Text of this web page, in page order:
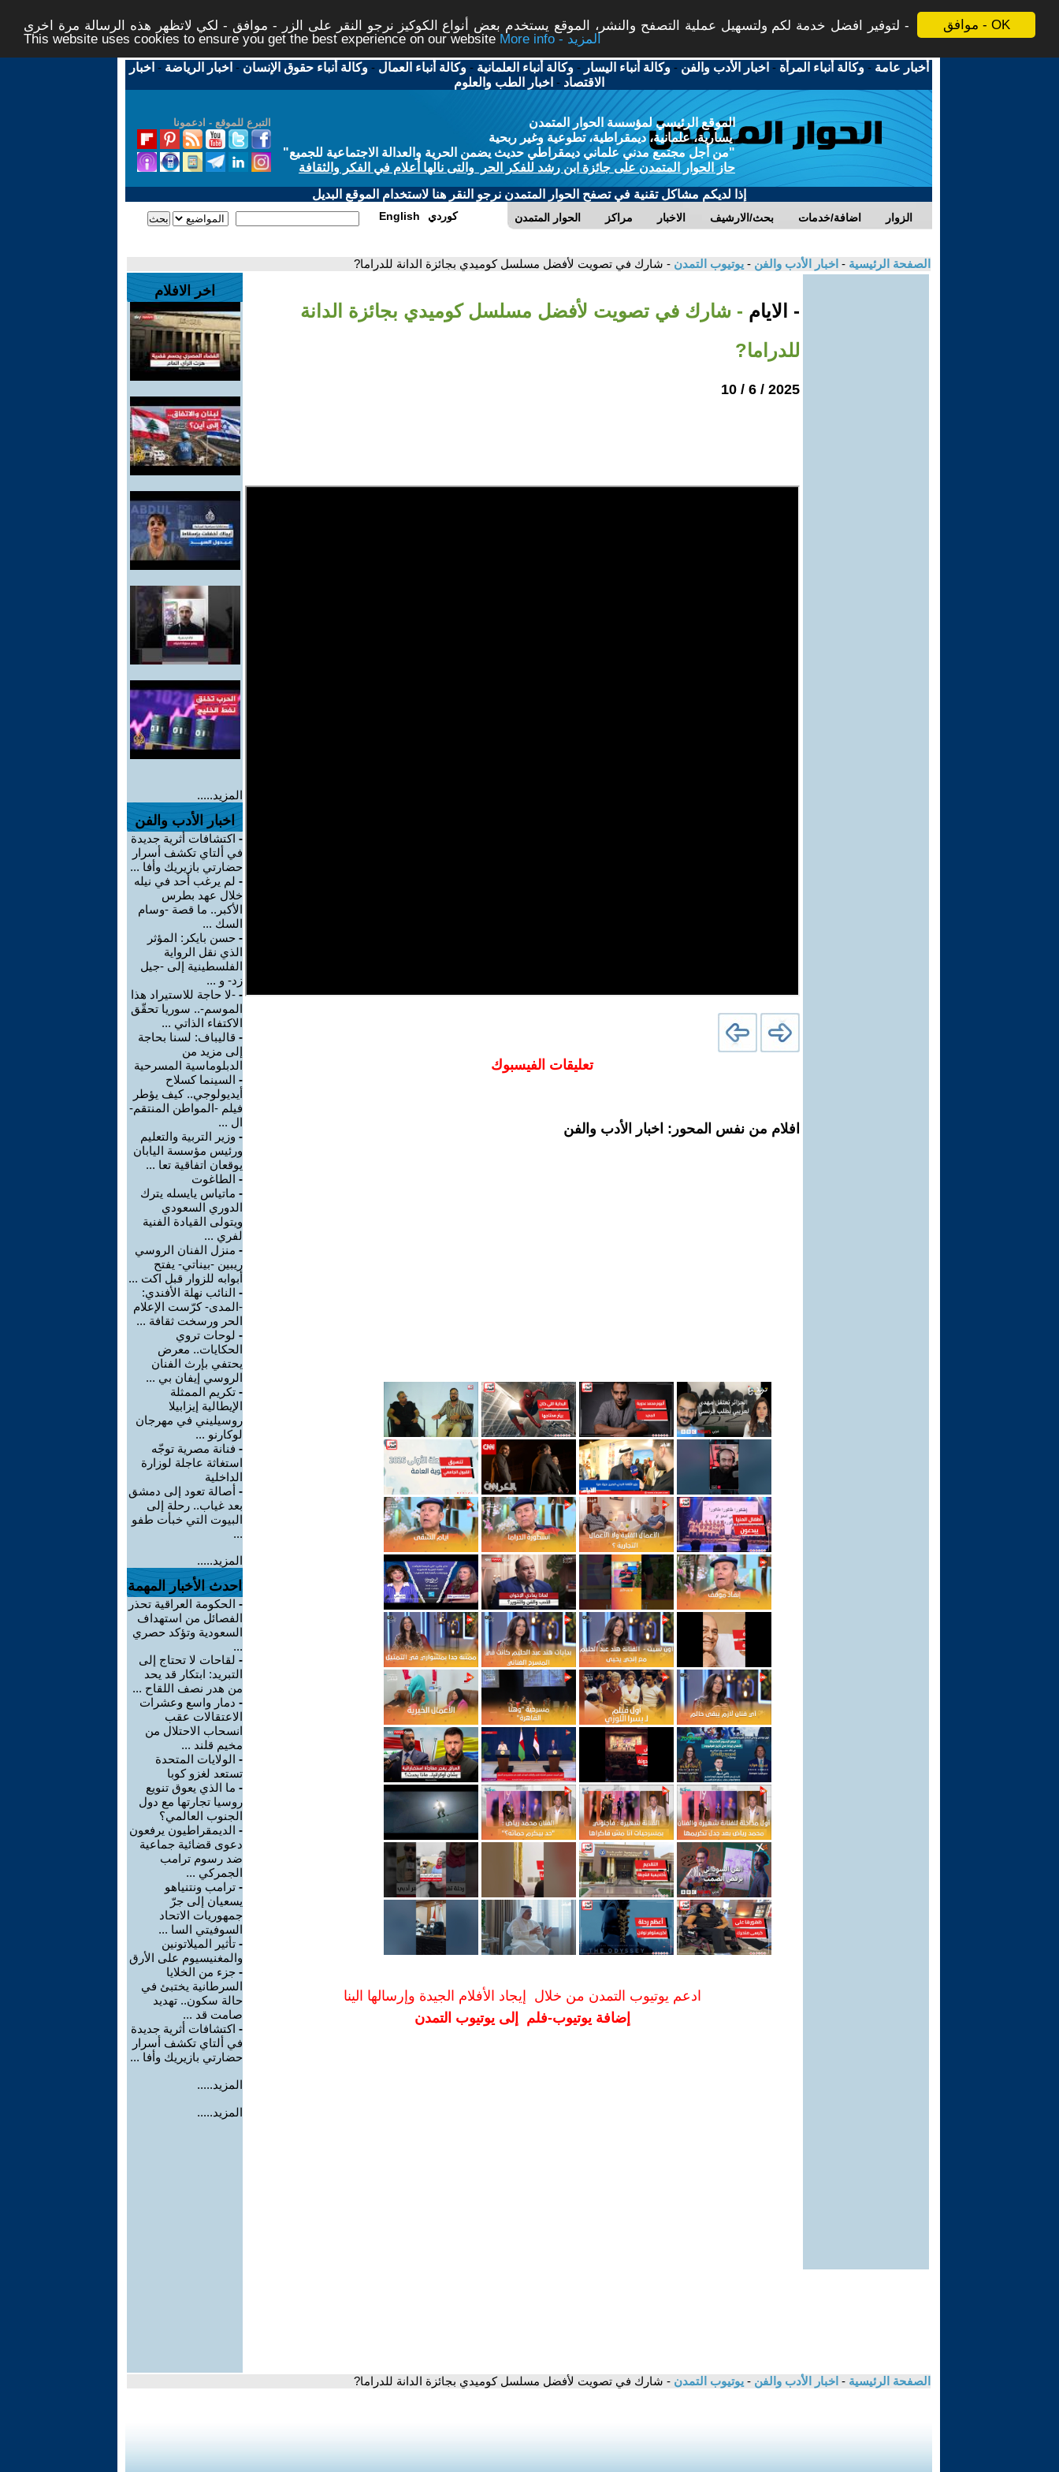
موافق - OK
لتوفير افضل خدمة لكم ولتسهيل عملية التصفح والنشر، الموقع يستخدم بعض أنواع الكوكيز نرجو النقر على الزر - موافق - لكي لاتظهر هذه الرسالة مرة اخرى -
This website uses cookies to ensure you get the best experience on our website
More info - المزيد
أخبار عامة -وكالة أنباء المرأة - اخبار الأدب والفن -وكالة أنباء اليسار -وكالة أنباء العلمانية -وكالة أنباء العمال -وكالة أنباء حقوق الإنسان - اخبار الرياضة - اخبار
الاقتصاد - اخبار الطب والعلوم
التبرع للموقع - ادعمونا
الموقع الرئيسي لمؤسسة الحوار المتمدن
يسارية، علمانية، ديمقراطية، تطوعية وغير ربحية
"من أجل مجتمع مدني علماني ديمقراطي حديث يضمن الحرية والعدالة الاجتماعية للجميع"
حاز الحوار المتمدن على جائزة ابن رشد للفكر الحر والتى نالها أعلام في الفكر والثقافة
إذا لديكم مشاكل تقنية في تصفح الحوار المتمدن نرجو النقر هنا لاستخدام الموقع البديل
الحوار المتمدن مراكز الاخبار بحث/الارشيف اضافة/خدمات الزوار English كوردي
الصفحة الرئيسية - اخبار الأدب والفن - يوتيوب التمدن - شارك في تصويت لأفضل مسلسل كوميدي بجائزة الدانة للدراما?
- الايام - شارك في تصويت لأفضل مسلسل كوميدي بجائزة الدانة
للدراما?
2025 / 6 / 10
تعليقات الفيسبوك
افلام من نفس المحور: اخبار الأدب والفن
ادعم يوتيوب التمدن من خلال إيجاد الأفلام الجيدة وإرسالها الينا
إضافة يوتيوب-فلم إلى يوتيوب التمدن
اخر الافلام
المزيد.....
اخبار الأدب والفن
- اكتشافات أثرية جديدة
في ألتاي تكشف أسرار
حضارتي بازيريك وأفا ...
- لم يرغب أحد في نيله
خلال عهد بطرس
الأكبر.. ما قصة -وسام
السك ...
- حسن بايكر: المؤثر
الذي نقل الرواية
الفلسطينية إلى -جيل
زد- و ...
- -لا حاجة للاستيراد هذا
الموسم-.. سوريا تحقّق
الاكتفاء الذاتي ...
- قاليباف: لسنا بحاجة
إلى مزيد من
الدبلوماسية المسرحية
- السينما كسلاح
أيديولوجي.. كيف يؤطر
فيلم -المواطن المنتقم-
ال ...
- وزير التربية والتعليم
ورئيس مؤسسة اليابان
يوقعان اتفاقية تعا ...
- الطاغوت
- ماتياس يايسله يترك
الدوري السعودي
ويتولى القيادة الفنية
لفري ...
- منزل الفنان الروسي
ريبين -بيناتي- يفتح
أبوابه للزوار قبل اكت ...
- النائب نهلة الأفندي:
-المدى- كرّست الإعلام
الحر ورسخت ثقافة ...
- لوحات تروي
الحكايات.. معرض
يحتفي بإرث الفنان
الروسي إيفان بي ...
- تكريم الممثلة
الإيطالية إيزابيلا
روسيليني في مهرجان
لوكارنو ...
- فنانة مصرية توجّه
استغاثة عاجلة لوزارة
الداخلية
- أصالة تعود إلى دمشق
بعد غياب.. رحلة إلى
البيوت التي خبأت طفو
...
المزيد.....
احدث الأخبار المهمة
- الحكومة العراقية تحذر
الفصائل من استهداف
السعودية وتؤكد حصري
...
- لقاحات لا تحتاج إلى
التبريد: ابتكار قد يحد
من هدر نصف اللقاح ...
- دمار واسع وعشرات
الاعتقالات عقب
انسحاب الاحتلال من
مخيم قلند ...
- الولايات المتحدة
تستعد لغزو كوبا
- ما الذي يعوق تنويع
روسيا تجارتها مع دول
الجنوب العالمي؟
- الديمقراطيون يرفعون
دعوى قضائية جماعية
ضد رسوم ترامب
الجمركي ...
- ترامب ونتنياهو
يسعيان إلى جرّ
جمهوريات الاتحاد
السوفيتي السا ...
- تأثير الميلاتونين
والمغنيسيوم على الأرق
- جزء من الخلايا
السرطانية يختبئ في
حالة سكون.. تهديد
صامت قد ...
- اكتشافات أثرية جديدة
في ألتاي تكشف أسرار
حضارتي بازيريك وأفا ...
المزيد.....
المزيد.....
الصفحة الرئيسية - اخبار الأدب والفن - يوتيوب التمدن - شارك في تصويت لأفضل مسلسل كوميدي بجائزة الدانة للدراما?